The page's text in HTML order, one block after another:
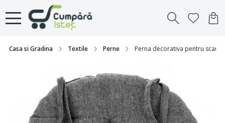
Casa si Gradina Textile Perne Perna decorativa pentru